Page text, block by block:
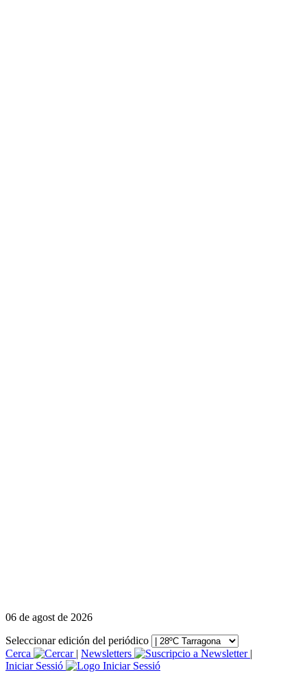
06 de agost de 2026
Seleccionar edición del periódico
Cerca
| Newsletters
|
Iniciar Sessió